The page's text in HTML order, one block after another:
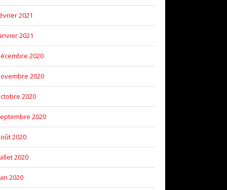
2021
2021
2020
2020
2020
2020
2020
2020
2020